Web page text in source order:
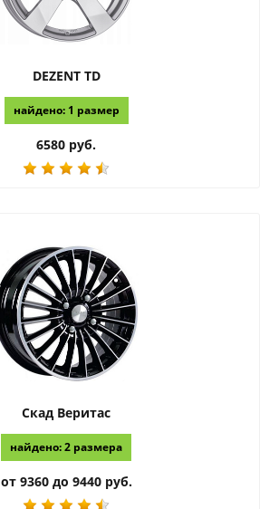
DEZENT TD
найдено: 1 размер
6580 руб.
Скад Веритас
найдено: 2 размера
от 9360 до 9440 руб.